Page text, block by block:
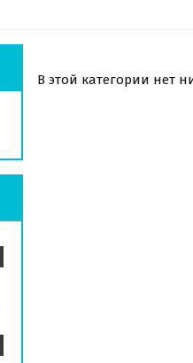
В этой категории нет